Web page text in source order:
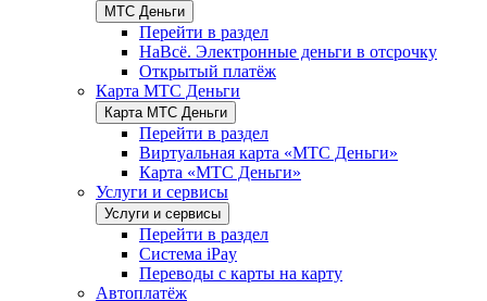
МТС Деньги
Перейти в раздел
НаВсё. Электронные деньги в отсрочку
Открытый платёж
Карта МТС Деньги
Карта МТС Деньги
Перейти в раздел
Виртуальная карта «МТС Деньги»
Карта «МТС Деньги»
Услуги и сервисы
Услуги и сервисы
Перейти в раздел
Система iPay
Переводы с карты на карту
Автоплатёж